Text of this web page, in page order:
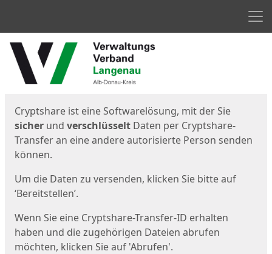
Start
Cryptshare ist eine Softwarelösung, mit der Sie
sicher und verschlüsselt Daten per Cryptshare-
Transfer an eine andere autorisierte Person senden
können.
Um die Daten zu versenden, klicken Sie bitte auf
‘Bereitstellen’.
Wenn Sie eine Cryptshare-Transfer-ID erhalten
haben und die zugehörigen Dateien abrufen
möchten, klicken Sie auf 'Abrufen'.